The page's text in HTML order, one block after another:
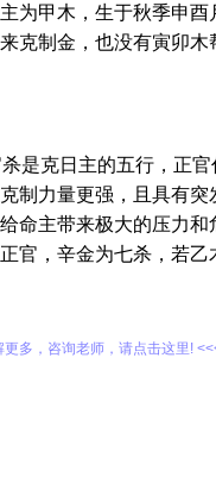
为甲木，生于秋季申
克制金，也没有寅卯
是克日主的五行，正官
制力量更强，且具有
命主带来极大的压力和
官，辛金为七杀，若
更多，咨询老师，请点击这里!